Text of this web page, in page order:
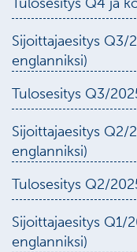
Sijoittajaesitys Q3/
englanniksi)
Tulosesitys Q3/
Sijoittajaesitys Q2/
englanniksi)
Tulosesitys Q2/
Sijoittajaesitys Q1/
englanniksi)